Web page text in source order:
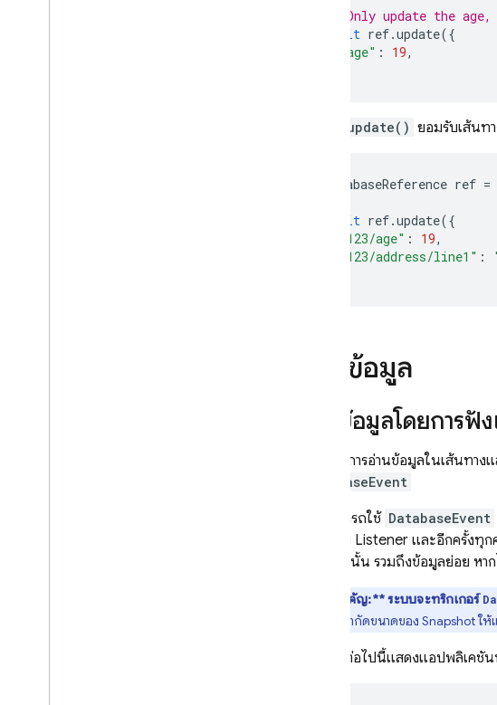
// Only update the age,
await ref.update({
"age" : 19,
update() ยอมรับเส้นท
DatabaseReference ref =
await ref.update({
"123/age" : 19,
"123/address/line1" :
อ่านข้อมูล
อ่านข้อมูลโดยการฟั
หากต้องการอ่านข้อมูลในเส้นทา
DatabaseEvent
คุณสามารถใช้ DatabaseEvent
เมื่อแนบ Listener และอีกครั้งทุ
ตำแหน่งนั้น รวมถึงข้อมูลย่อย ห
**สำคัญ:**ระบบจะทริกเกอร์
ต้องการจำกัดขนาดของ Snapshot
ตัวอย่างต่อไปนี้แสดงแอปพลิเคชั